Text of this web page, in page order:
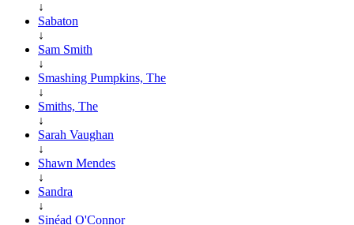
↓
Sabaton
↓
Sam Smith
↓
Smashing Pumpkins, The
↓
Smiths, The
↓
Sarah Vaughan
↓
Shawn Mendes
↓
Sandra
↓
Sinéad O'Connor